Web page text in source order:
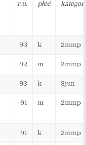
r.u. płeć
93 k 2mmp
92 m 2mmp
93 k 3jun
91 m 2mmp
91 k 2mmp